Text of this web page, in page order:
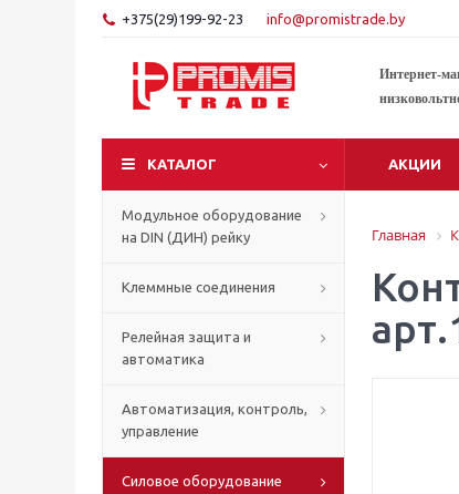
+375(29)199-92-23 info@promistrade.by
Интернет-
КАТАЛОГ АКЦИИ
Модульное оборудование
на DIN (ДИН) рейку
Клеммные соединения
Релейная защита и
автоматика
Автоматизация, контроль,
управление
Силовое оборудование
Главная